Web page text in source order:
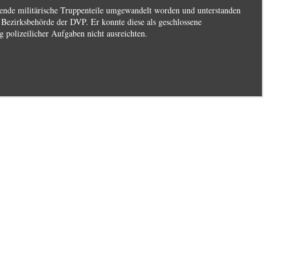
militärische Truppenteile umgewandelt worden und unterstanden
der DVP. Er konnte diese als geschlossene
polizeilicher Aufgaben nicht ausreichten.